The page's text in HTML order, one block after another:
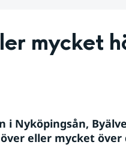
mycket
Nyköpingsån,
eller mycket över